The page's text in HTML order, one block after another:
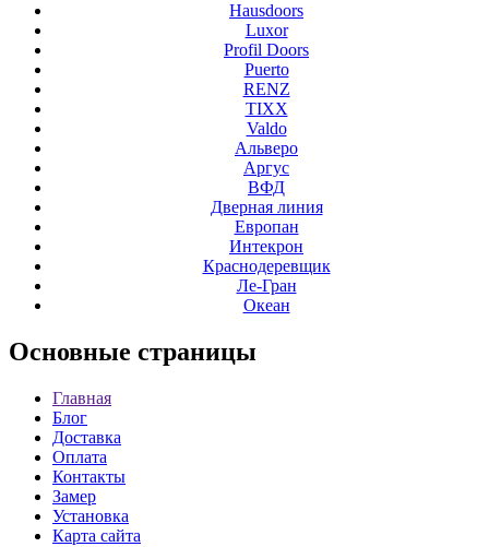
Hausdoors
Luxor
Profil Doors
Puerto
RENZ
TIXX
Valdo
Альверо
Аргус
ВФД
Дверная линия
Европан
Интекрон
Краснодеревщик
Ле-Гран
Океан
Основные страницы
Главная
Блог
Доставка
Оплата
Контакты
Замер
Установка
Карта сайта